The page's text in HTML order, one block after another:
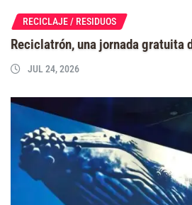
RECICLAJE / RESIDUOS
Reciclatrón, una jornada gratuita
JUL 24, 2026